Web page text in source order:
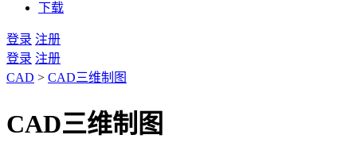
下载
登录 注册
登录 注册
CAD > CAD三维制图
CAD三维制图